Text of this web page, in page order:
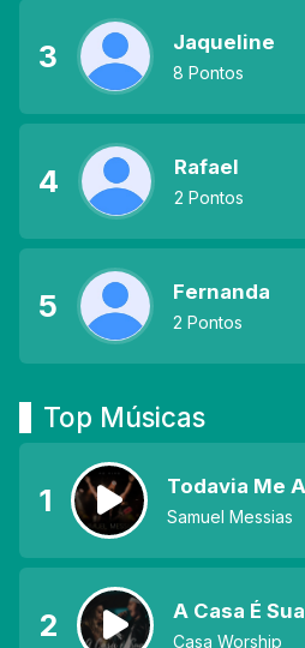
3 Jaqueline
8 Pontos
4 Rafael
2 Pontos
5 Fernanda
2 Pontos
Top Músicas
1 Todavia Me
Samuel Messias
2 A Casa É Sua
Casa Worship